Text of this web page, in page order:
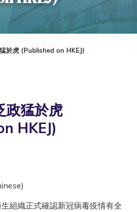
於虎 (Published on HKEJ)
政猛於虎
HKEJ)
組織正式確認新冠病毒疫情有全